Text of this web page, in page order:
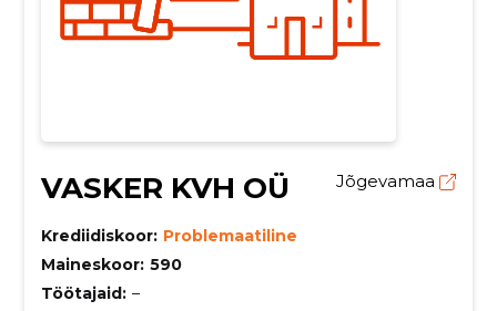
VASKER KVH OÜ Jõgevamaa
Krediidiskoor: Problemaatiline
Maineskoor: 590
Töötajaid: –